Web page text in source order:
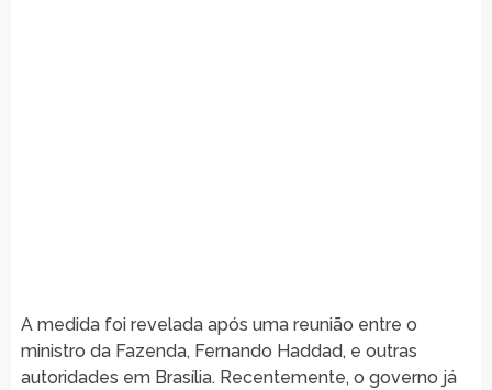
A medida foi revelada após uma reunião entre o
ministro da Fazenda, Fernando Haddad, e outras
autoridades em Brasília. Recentemente, o governo já